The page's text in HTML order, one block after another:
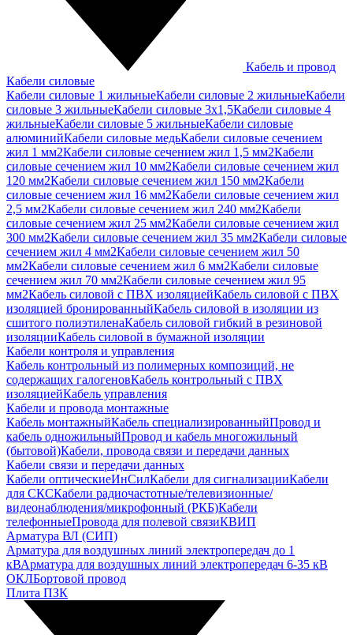
Кабель и провод
Кабели силовые
Кабели силовые 1 жильныеКабели силовые 2 жильныеКабели
силовые 3 жильныеКабели силовые 3х1,5Кабели силовые 4
жильныеКабели силовые 5 жильныеКабели силовые
алюминийКабели силовые медьКабели силовые сечением
жил 1 мм2Кабели силовые сечением жил 1,5 мм2Кабели
силовые сечением жил 10 мм2Кабели силовые сечением жил
120 мм2Кабели силовые сечением жил 150 мм2Кабели
силовые сечением жил 16 мм2Кабели силовые сечением жил
2,5 мм2Кабели силовые сечением жил 240 мм2Кабели
силовые сечением жил 25 мм2Кабели силовые сечением жил
300 мм2Кабели силовые сечением жил 35 мм2Кабели силовые
сечением жил 4 мм2Кабели силовые сечением жил 50
мм2Кабели силовые сечением жил 6 мм2Кабели силовые
сечением жил 70 мм2Кабели силовые сечением жил 95
мм2Кабель силовой с ПВХ изоляциейКабель силовой с ПВХ
изоляцией бронированныйКабель силовой в изоляции из
сшитого полиэтиленаКабель силовой гибкий в резиновой
изоляцииКабель силовой в бумажной изоляции
Кабели контроля и управления
Кабель контрольный из полимерных композиций, не
содержащих галогеновКабель контрольный с ПВХ
изоляциейКабель управления
Кабели и провода монтажные
Кабель монтажныйКабель специализированныйПровод и
кабель одножильныйПровод и кабель многожильный
(бытовой)Кабели, провода связи и передачи данных
Кабели связи и передачи данных
Кабели оптическиеИнСилКабели для сигнализацииКабели
для СКСКабели радиочастотные/телевизионные/
видеонаблюдения/микрофонный (РКБ)Кабели
телефонныеПровода для полевой связиКВИП
Арматура ВЛ (СИП)
Арматура для воздушных линий электропередач до 1
кВАрматура для воздушных линий электропередач 6-35 кВ
ОКЛБортовой провод
Плита ПЗК